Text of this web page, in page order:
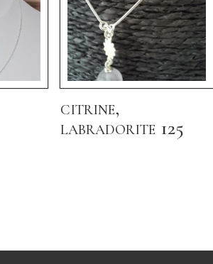
citrine,
labradorite 125